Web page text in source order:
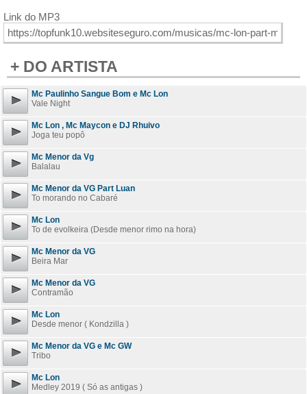
Link do MP3
+ DO ARTISTA
Mc Paulinho Sangue Bom e Mc Lon
Vale Night
Mc Lon , Mc Maycon e DJ Rhuivo
Joga teu popô
Mc Menor da Vg
Balalau
Mc Menor da VG Part Luan
To morando no Cabaré
Mc Lon
To de evolkeira (Desde menor rimo na hora)
Mc Menor da VG
Beira Mar
Mc Menor da VG
Contramão
Mc Lon
Desde menor ( Kondzilla )
Mc Menor da VG e Mc GW
Tribo
Mc Lon
Medley 2019 ( Só as antigas )